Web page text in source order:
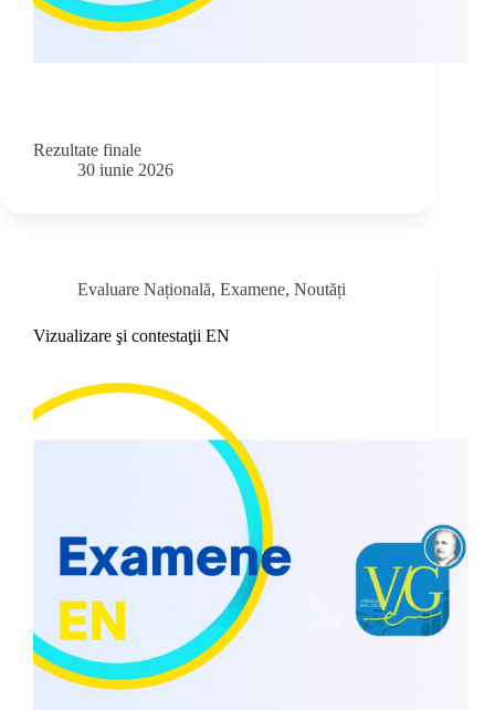
Rezultate finale
30 iunie 2026
Evaluare Națională, Examene, Noutăți
Vizualizare şi contestaţii EN